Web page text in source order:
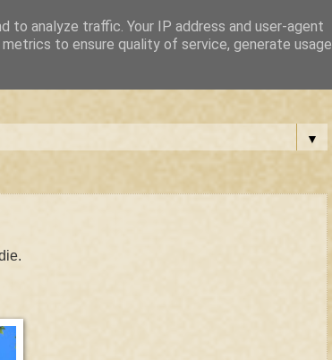
▼
to analyze traffic. Your IP address and user-agent
to ensure quality of service, generate usage